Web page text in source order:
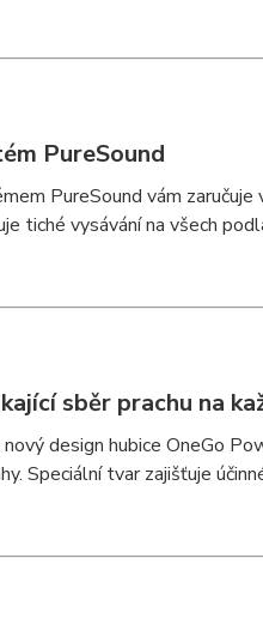
PureSound
PureSound vám
tiché vysávání na všech
sběr prachu na
design hubice OneGo
Speciální tvar zajišťuje